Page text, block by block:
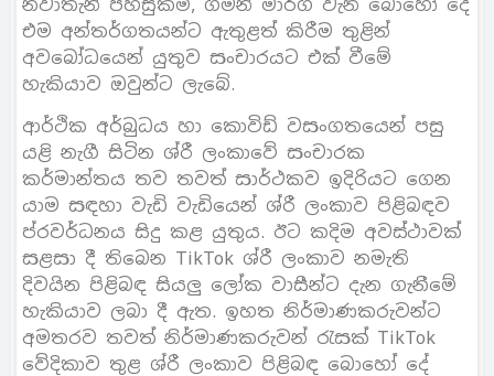
නවාතැන් පහසුකම්, ගමන් මාර්ග වැනි බොහෝ දේ
එම අන්තර්ගතයන්ට ඇතුළත් කිරීම තුළින්
අවබෝධයෙන් යුතුව සංචාරයට එක් වීමේ
හැකියාව ඔවුන්ට ලැබේ.
ආර්ථික අර්බුධය හා කොවිඩ් වසංගතයෙන් පසු
යළි නැගී සිටින ශ්රී ලංකාවේ සංචාරක
කර්මාන්තය තව තවත් සාර්ථකව ඉදිරියට ගෙන
යාම සඳහා වැඩි වැඩියෙන් ශ්රී ලංකාව පිළිබඳව
ප්රවර්ධනය සිදු කළ යුතුය. ඊට කදිම අවස්ථාවක්
සළසා දී තිබෙන TikTok ශ්රී ලංකාව නමැති
දිවයින පිළිබඳ සියලු ලෝක වාසීන්ට දැන ගැනීමේ
හැකියාව ලබා දී ඇත. ඉහත නිර්මාණකරුවන්ට
අමතරව තවත් නිර්මාණකරුවන් රැසක් TikTok
වේදිකාව තුළ ශ්රී ලංකාව පිළිබඳ බොහෝ දේ